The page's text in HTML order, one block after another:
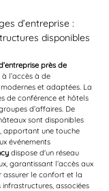
d’entreprise :
disponibles
près de
l’accès à de
et adaptées. La
de conférence et hôtels
d’affaires. De
sont disponibles
apportant une touche
événements
dispose d'un réseau
garantissant l’accès aux
assurer le confort et la
infrastructures, associées